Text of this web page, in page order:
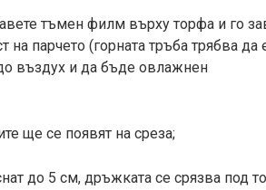
тъмен филм върху торфа и го
на парчето (горната тръба трябва да
въздух и да бъде овлажнен
ще се появят на среза;
до 5 см, дръжката се срязва под